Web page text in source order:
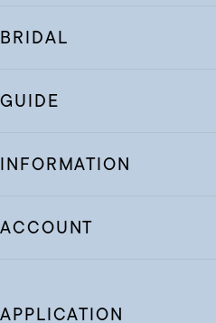
BRIDAL
GUIDE
INFORMATION
ACCOUNT
APPLICATION